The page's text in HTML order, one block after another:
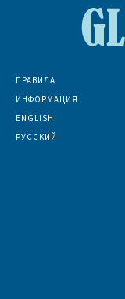
ПРАВИЛА
ИНФОРМАЦИЯ
ENGLISH
РУССКИЙ